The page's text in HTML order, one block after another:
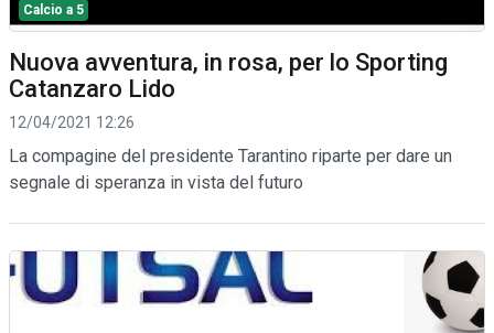
Calcio a 5
Nuova avventura, in rosa, per lo Sporting
Catanzaro Lido
12/04/2021 12:26
La compagine del presidente Tarantino riparte per dare un
segnale di speranza in vista del futuro